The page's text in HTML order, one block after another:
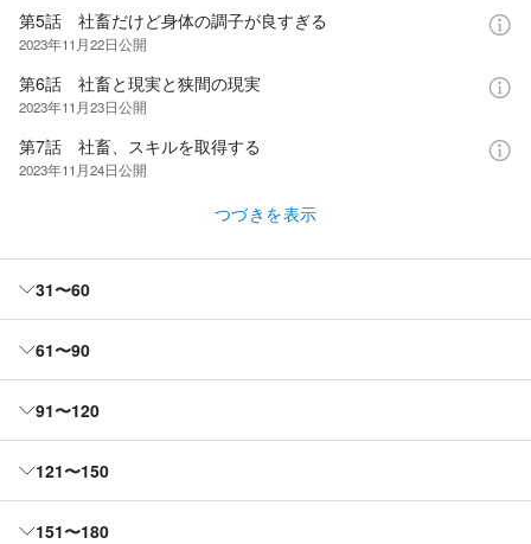
第5話 社畜だけど身体の調子が良すぎる
2023年11月22日公開
第6話 社畜と現実と狭間の現実
2023年11月23日公開
第7話 社畜、スキルを取得する
2023年11月24日公開
つづきを表示
31〜60
61〜90
91〜120
121〜150
151〜180